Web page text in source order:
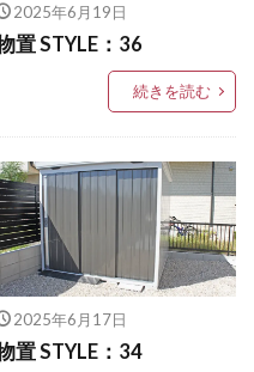
国産中古枕木
リーパーペイブライト
東洋工業 カルナ
東洋工業 コテージポール
レ
業 スギーペイブ
東洋工業 ダルストーン
2025年6月19日
置 STYLE：36
続きを読む
2025年6月17日
置 STYLE：34
LIXIL ウォールスクリーン
クション門袖
エクスポスト プレイン
ガラスサイン
コートラインⅡ
ン
LIXIL サニージュ
LIXIL ジーマ
ステンレスサイン